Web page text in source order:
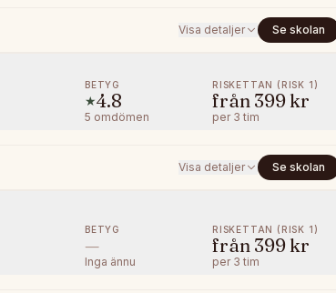
Visa detaljer Se skolan
BETYG
★4.8
5 omdömen
RISKETTAN (RISK 1)
från 399 kr
per 3 tim
Visa detaljer Se skolan
BETYG
—
Inga ännu
RISKETTAN (RISK 1)
från 399 kr
per 3 tim